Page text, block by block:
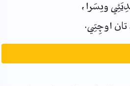
ويسَرا،
تان اوچِتِي.